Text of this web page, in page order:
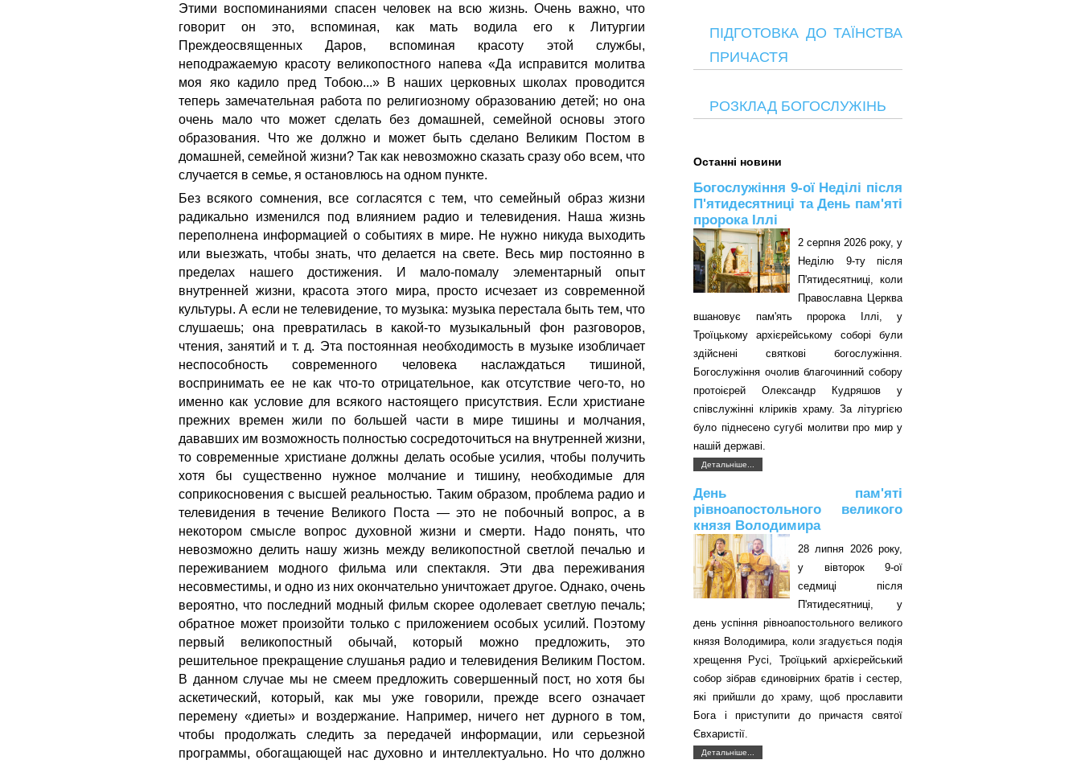
Этими воспоминаниями спасен человек на всю жизнь. Очень важно, что
говорит он это, вспоминая, как мать водила его к Литургии
Преждеосвященных Даров, вспоминая красоту этой службы,
неподражаемую красоту великопостного напева «Да исправится молитва
моя яко кадило пред Тобою...» В наших церковных школах проводится
теперь замечательная работа по религиозному образованию детей; но она
очень мало что может сделать без домашней, семейной основы этого
образования. Что же должно и может быть сделано Великим Постом в
домашней, семейной жизни? Так как невозможно сказать сразу обо всем, что
случается в семье, я остановлюсь на одном пункте.
Без всякого сомнения, все согласятся с тем, что семейный образ жизни
радикально изменился под влиянием радио и телевидения. Наша жизнь
переполнена информацией о событиях в мире. Не нужно никуда выходить
или выезжать, чтобы знать, что делается на свете. Весь мир постоянно в
пределах нашего достижения. И мало-помалу элементарный опыт
внутренней жизни, красота этого мира, просто исчезает из современной
культуры. А если не телевидение, то музыка: музыка перестала быть тем, что
слушаешь; она превратилась в какой-то музыкальный фон разговоров,
чтения, занятий и т. д. Эта постоянная необходимость в музыке изобличает
неспособность современного человека наслаждаться тишиной,
воспринимать ее не как что-то отрицательное, как отсутствие чего-то, но
именно как условие для всякого настоящего присутствия. Если христиане
прежних времен жили по большей части в мире тишины и молчания,
дававших им возможность полностью сосредоточиться на внутренней жизни,
то современные христиане должны делать особые усилия, чтобы получить
хотя бы существенно нужное молчание и тишину, необходимые для
соприкосновения с высшей реальностью. Таким образом, проблема радио и
телевидения в течение Великого Поста — это не побочный вопрос, а в
некотором смысле вопрос духовной жизни и смерти. Надо понять, что
невозможно делить нашу жизнь между великопостной светлой печалью и
переживанием модного фильма или спектакля. Эти два переживания
несовместимы, и одно из них окончательно уничтожает другое. Однако, очень
вероятно, что последний модный фильм скорее одолевает светлую печаль;
обратное может произойти только с приложением особых усилий. Поэтому
первый великопостный обычай, который можно предложить, это
решительное прекращение слушанья радио и телевидения Великим Постом.
В данном случае мы не смеем предложить совершенный пост, но хотя бы
аскетический, который, как мы уже говорили, прежде всего означает
перемену «диеты» и воздержание. Например, ничего нет дурного в том,
чтобы продолжать следить за передачей информации, или серьезной
программы, обогащающей нас духовно и интеллектуально. Но что должно
ПІДГОТОВКА ДО ТАЇНСТВА
ПРИЧАСТЯ
РОЗКЛАД БОГОСЛУЖІНЬ
Останні новини
Богослужіння 9-ої Неділі після
П'ятидесятниці та День пам'яті
пророка Іллі
2 серпня 2026 року, у
Неділю 9-ту після
П'ятидесятниці, коли
Православна Церква
вшановує пам'ять пророка Іллі, у
Троїцькому архієрейському соборі були
здійснені святкові богослужіння.
Богослужіння очолив благочинний собору
протоієрей Олександр Кудряшов у
співслужінні кліриків храму. За літургією
було піднесено сугубі молитви про мир у
нашій державі.
Детальніше...
День пам'яті
рівноапостольного великого
князя Володимира
28 липня 2026 року,
у вівторок 9-ої
седмиці після
П'ятидесятниці, у
день успіння рівноапостольного великого
князя Володимира, коли згадується подія
хрещення Русі, Троїцький архієрейський
собор зібрав єдиновірних братів і сестер,
які прийшли до храму, щоб прославити
Бога і приступити до причастя святої
Євхаристії.
Детальніше...